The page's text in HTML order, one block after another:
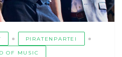
PIRATENPARTEI
OF MUSIC